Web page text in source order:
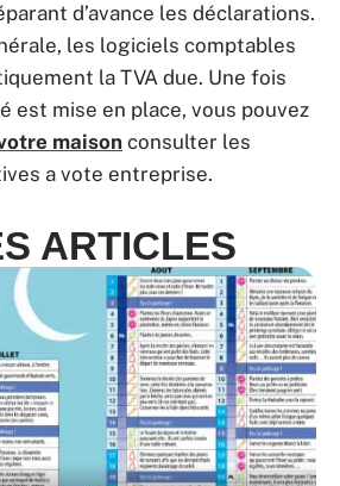
d’avance les déclarations.
les logiciels comptables
la TVA due. Une fois
est mise en place, vous pouvez
maison consulter les
a vote entreprise.
ARTICLES